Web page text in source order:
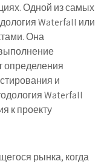
Одной из самых
Waterfall или
Она
определения
и
Waterfall
к проекту
рынка, когда